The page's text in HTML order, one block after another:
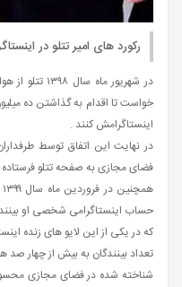
رکورد های امیر تتلو در
در شهریور
خواست تا اقدام به گذاشتن ده
اینستاگرامش کنند .
فضای مجازی به صفحه تتلو
حساب اینستاگرامی‌ شخصی او
که در یکی از این لایو های زنده
تعداد بینندگان به بیش از چهار صد
شناخته شده در فضای مجازی